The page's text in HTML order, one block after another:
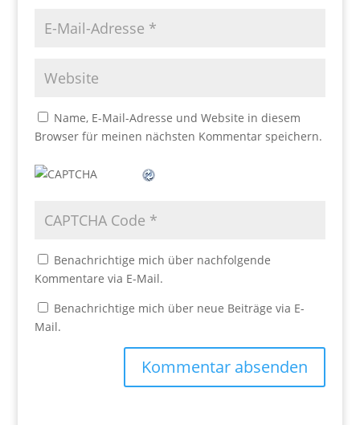
Name, E-Mail-Adresse und Website in diesem
Browser für meinen nächsten Kommentar speichern.
Benachrichtige mich über nachfolgende
Kommentare via E-Mail.
Benachrichtige mich über neue Beiträge via E-
Mail.